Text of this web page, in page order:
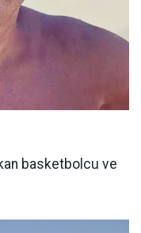
basketbolcu ve